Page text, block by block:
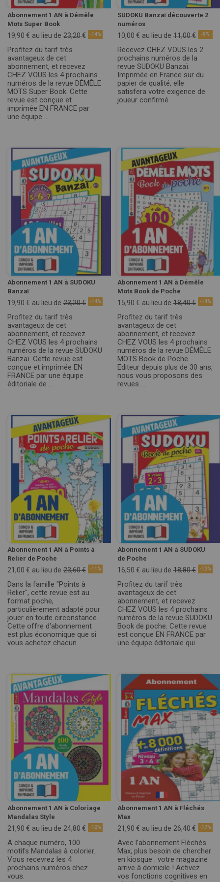
Abonnement 1 AN à Démêle
Mots Super Book
19,90 € au lieu de 23,20 € -14%
Profitez du tarif très
avantageux de cet
abonnement, et recevez
CHEZ VOUS les 4 prochains
numéros de la revue DÉMÊLE
MOTS Super Book. Cette
revue est conçue et
imprimée EN FRANCE par
une équipe ...
SUDOKU Banzaï découverte 2
numéros
10,00 € au lieu de 11,00 € -9%
Recevez CHEZ VOUS les 2
prochains numéros de la
revue SUDOKU Banzaï.
Imprimée en France sur du
papier de qualité, elle
satisfera votre exigence de
joueur confirmé.
Abonnement 1 AN à SUDOKU
Banzaï
19,90 € au lieu de 23,20 € -14%
Profitez du tarif très
avantageux de cet
abonnement, et recevez
CHEZ VOUS les 4 prochains
numéros de la revue SUDOKU
Banzaï. Cette revue est
conçue et imprimée EN
FRANCE par une équipe
éditoriale de ...
Abonnement 1 AN à Démêle
Mots Book de Poche
15,90 € au lieu de 18,40 € -14%
Profitez du tarif très
avantageux de cet
abonnement, et recevez
CHEZ VOUS les 4 prochains
numéros de la revue DÉMÊLE
MOTS Book de Poche.
Editeur depuis plus de 30 ans,
nous vous proposons des
revues ...
Abonnement 1 AN à Points à
Relier de Poche
21,00 € au lieu de 23,60 € -11%
Dans la famille "Points à
Relier", cette revue est au
format poche,
particulièrement adapté pour
jouer en toute circonstance.
Cette offre d'abonnement
est plus économique que si
vous achetez chacun ...
Abonnement 1 AN à SUDOKU
de Poche
16,50 € au lieu de 18,80 € -12%
Profitez du tarif très
avantageux de cet
abonnement, et recevez
CHEZ VOUS les 4 prochains
numéros de la revue SUDOKU
Book de poche. Cette revue
est conçue EN FRANCE par
une équipe éditoriale qui ...
Abonnement 1 AN à Coloriage
Mandalas Style
21,90 € au lieu de 24,80 € -12%
A chaque numéro, 100
motifs Mandalas à colorier.
Vous recevrez les 4
prochains numéros chez
vous.
Abonnement 1 AN à Fléchés
Max
21,90 € au lieu de 26,40 € -17%
Avec l’abonnement Fléchés
Max, plus besoin de chercher
en kiosque : votre magazine
arrive à domicile ! Activez
vos fonctions cognitives en